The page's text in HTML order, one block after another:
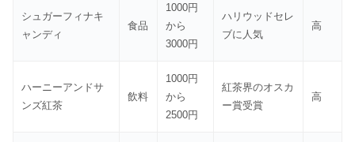
シュガーフィナキ
ャンディ
食品
1000円
から
3000円
ハリウッドセレ
ブに人気
高
ハーニーアンドサ
ンズ紅茶
飲料
1000円
から
2500円
紅茶界のオスカ
ー賞受賞
高